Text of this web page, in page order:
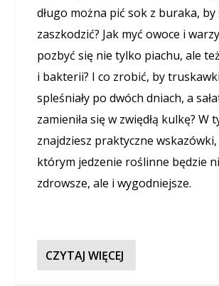
długo można pić sok z buraka,
zaszkodzić? Jak myć owoce i
pozbyć się nie tylko piachu, ale
i bakterii? I co zrobić, by
spleśniały po dwóch dniach, a
zamieniła się w zwiędłą kulkę? W
znajdziesz praktyczne
którym jedzenie roślinne będzie
zdrowsze, ale i wygodniejsze.
CZYTAJ WIĘCEJ